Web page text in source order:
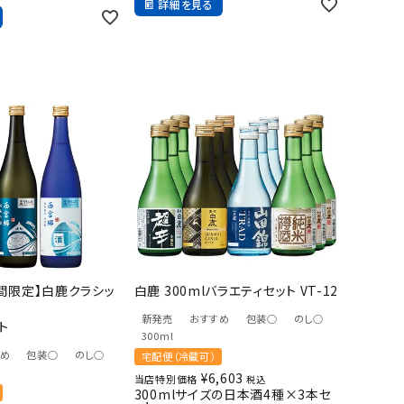
詳細を見る
限定】白鹿クラシッ
包装○ のし○
白鹿 300mlバラエティセット VT-12
新発売 おすすめ 包装○
のし○
300ml
宅配便（冷蔵可）
当店特別価格 ¥6,603 税込
300mlサイズの日本酒4種×3本セ